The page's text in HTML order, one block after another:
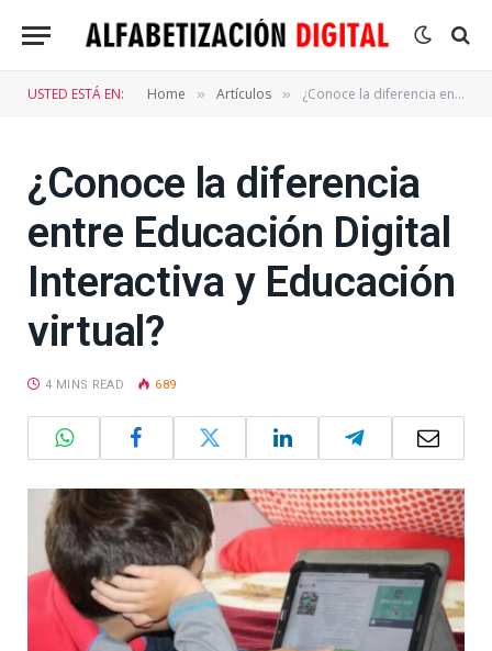
USTED ESTÁ EN: Home » Artículos » ¿Conoce la diferencia entre Educación Digital Interactiva y Educación virtual?
¿Conoce la diferencia
entre Educación Digital
Interactiva y Educación
virtual?
4 MINS READ 689